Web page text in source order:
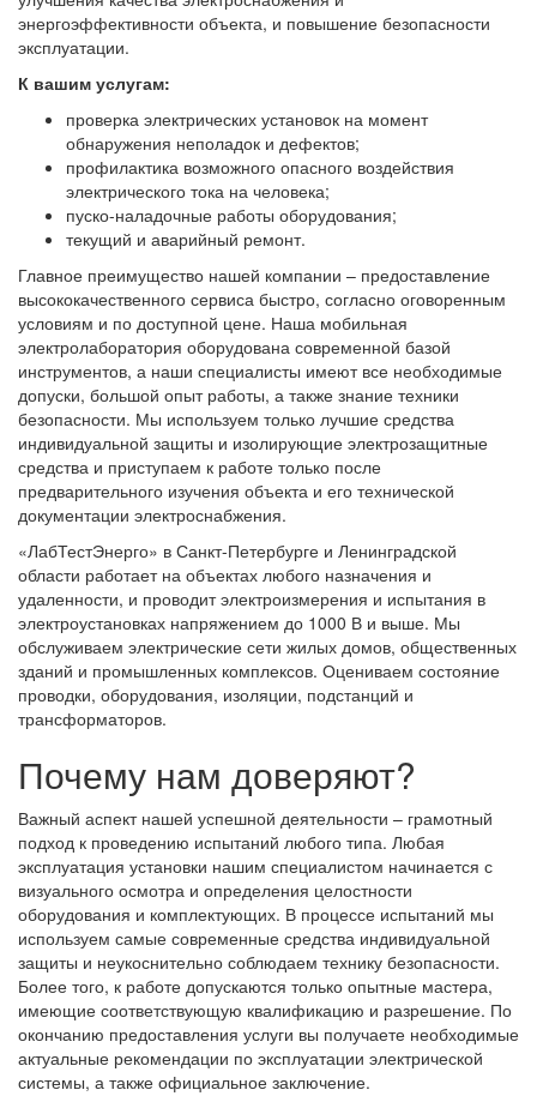
энергоэффективности объекта, и повышение безопасности
эксплуатации.
К вашим услугам:
проверка электрических установок на момент
обнаружения неполадок и дефектов;
профилактика возможного опасного воздействия
электрического тока на человека;
пуско-наладочные работы оборудования;
текущий и аварийный ремонт.
Главное преимущество нашей компании – предоставление
высококачественного сервиса быстро, согласно оговоренным
условиям и по доступной цене. Наша мобильная
электролаборатория оборудована современной базой
инструментов, а наши специалисты имеют все необходимые
допуски, большой опыт работы, а также знание техники
безопасности. Мы используем только лучшие средства
индивидуальной защиты и изолирующие электрозащитные
средства и приступаем к работе только после
предварительного изучения объекта и его технической
документации электроснабжения.
«ЛабТестЭнерго» в Санкт-Петербурге и Ленинградской
области работает на объектах любого назначения и
удаленности, и проводит электроизмерения и испытания в
электроустановках напряжением до 1000 В и выше. Мы
обслуживаем электрические сети жилых домов, общественных
зданий и промышленных комплексов. Оцениваем состояние
проводки, оборудования, изоляции, подстанций и
трансформаторов.
Почему нам доверяют?
Важный аспект нашей успешной деятельности – грамотный
подход к проведению испытаний любого типа. Любая
эксплуатация установки нашим специалистом начинается с
визуального осмотра и определения целостности
оборудования и комплектующих. В процессе испытаний мы
используем самые современные средства индивидуальной
защиты и неукоснительно соблюдаем технику безопасности.
Более того, к работе допускаются только опытные мастера,
имеющие соответствующую квалификацию и разрешение. По
окончанию предоставления услуги вы получаете необходимые
актуальные рекомендации по эксплуатации электрической
системы, а также официальное заключение.